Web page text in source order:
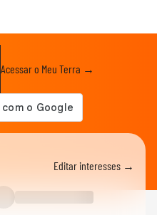
Acessar o Meu Terra →
Editar interesses →